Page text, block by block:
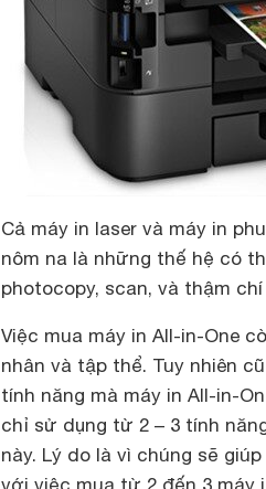
Cả máy in laser và máy in
nôm na là những thế hệ có
photocopy, scan, và thậm
Việc mua máy in All-in-One
nhân và tập thể. Tuy nhiên
tính năng mà máy in All-in-
chỉ sử dụng từ 2 – 3 tính
này. Lý do là vì chúng sẽ